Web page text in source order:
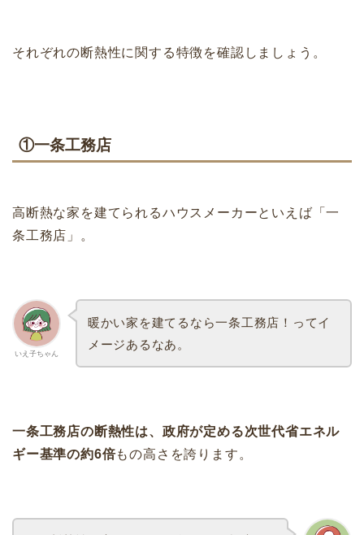
それぞれの断熱性に関する特徴を確認しましょう。
①一条工務店
高断熱な家を建てられるハウスメーカーといえば「一
条工務店」。
いえ子ちゃん
暖かい家を建てるなら一条工務店！ってイ
メージあるなあ。
一条工務店の断熱性は、政府が定める次世代省エネル
ギー基準の約6倍もの高さを誇ります。